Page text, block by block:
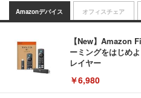
Amazonデバイス
【New】Amazon
ーミングをはじめ
レイヤー
￥6,980
オフィスチェア